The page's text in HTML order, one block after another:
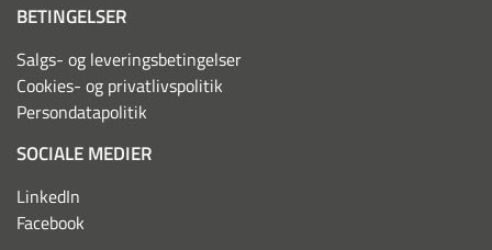
BETINGELSER
Salgs- og leveringsbetingelser
Cookies- og privatlivspolitik
Persondatapolitik
SOCIALE MEDIER
LinkedIn
Facebook